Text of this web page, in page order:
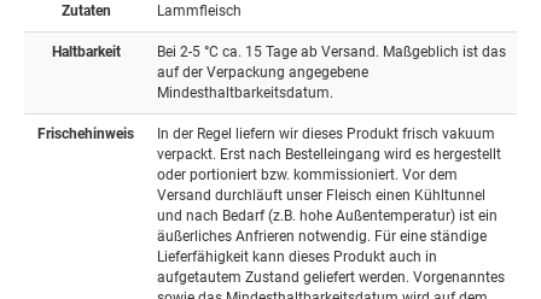
Zutaten Lammfleisch
Haltbarkeit
Bei 2-5 °C ca. 15 Tage ab Versand. Maßgeblich ist das
auf der Verpackung angegebene
Mindesthaltbarkeitsdatum.
Frischehinweis
In der Regel liefern wir dieses Produkt frisch vakuum
verpackt. Erst nach Bestelleingang wird es hergestellt
oder portioniert bzw. kommissioniert. Vor dem
Versand durchläuft unser Fleisch einen Kühltunnel
und nach Bedarf (z.B. hohe Außentemperatur) ist ein
äußerliches Anfrieren notwendig. Für eine ständige
Lieferfähigkeit kann dieses Produkt auch in
aufgetautem Zustand geliefert werden. Vorgenanntes